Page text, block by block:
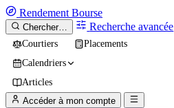
Rendement Bourse
Chercher… Recherche avancée
Courtiers
Placements
Calendriers
Articles
Accéder à mon compte